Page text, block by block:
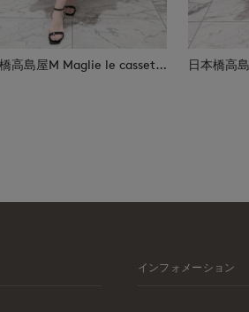
日本橋高島屋M Maglie le cassetto
インフォメーション